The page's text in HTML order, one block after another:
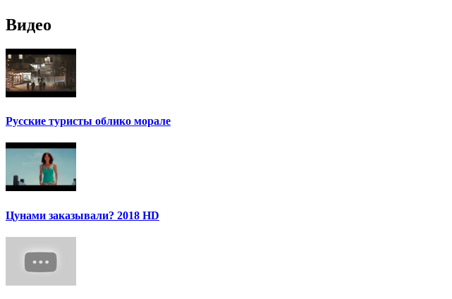
Видео
Русские туристы облико морале
Цунами заказывали? 2018 HD